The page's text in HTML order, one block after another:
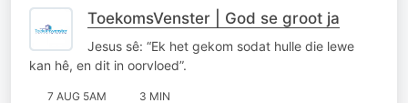
ToekomsVenster | God se groot ja
Jesus sê: “Ek het gekom sodat hulle die lewe
kan hê, en dit in oorvloed”.
7 AUG 5AM 3 MIN